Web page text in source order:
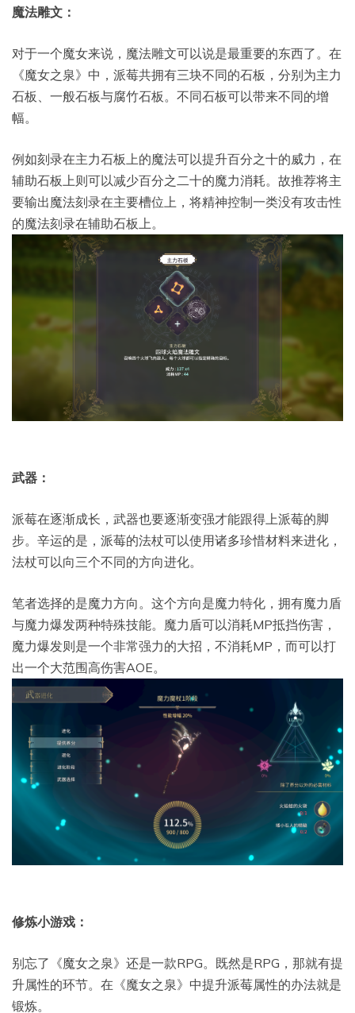
魔法雕文：
对于一个魔女来说，魔法雕文可以说是最重要的东西了。在
《魔女之泉》中，派莓共拥有三块不同的石板，分别为主力
石板、一般石板与腐竹石板。不同石板可以带来不同的增
幅。
例如刻录在主力石板上的魔法可以提升百分之十的威力，在
辅助石板上则可以减少百分之二十的魔力消耗。故推荐将主
要输出魔法刻录在主要槽位上，将精神控制一类没有攻击性
的魔法刻录在辅助石板上。
武器：
派莓在逐渐成长，武器也要逐渐变强才能跟得上派莓的脚
步。辛运的是，派莓的法杖可以使用诸多珍惜材料来进化，
法杖可以向三个不同的方向进化。
笔者选择的是魔力方向。这个方向是魔力特化，拥有魔力盾
与魔力爆发两种特殊技能。魔力盾可以消耗MP抵挡伤害，
魔力爆发则是一个非常强力的大招，不消耗MP，而可以打
出一个大范围高伤害AOE。
修炼小游戏：
别忘了《魔女之泉》还是一款RPG。既然是RPG，那就有提
升属性的环节。在《魔女之泉》中提升派莓属性的办法就是
锻炼。